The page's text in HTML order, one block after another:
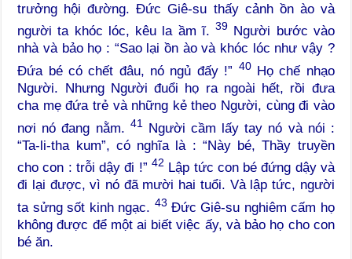
trưởng hội đường. Đức Giê-su thấy cảnh ồn ào và
người ta khóc lóc, kêu la ầm ĩ.39 Người bước vào
nhà và bảo họ : “Sao lại ồn ào và khóc lóc như vậy ?
Đứa bé có chết đâu, nó ngủ đấy !” 40Họ chế nhạo
Người. Nhưng Người đuổi họ ra ngoài hết, rồi đưa
cha mẹ đứa trẻ và những kẻ theo Người, cùng đi vào
nơi nó đang nằm. 41Người cầm lấy tay nó và nói :
“Ta-li-tha kum”, có nghĩa là : “Này bé, Thầy truyền
cho con : trỗi dậy đi !” 42 Lập tức con bé đứng dậy và
đi lại được, vì nó đã mười hai tuổi. Và lập tức, người
ta sửng sốt kinh ngạc. 43 Đức Giê-su nghiêm cấm họ
không được để một ai biết việc ấy, và bảo họ cho con
bé ăn.